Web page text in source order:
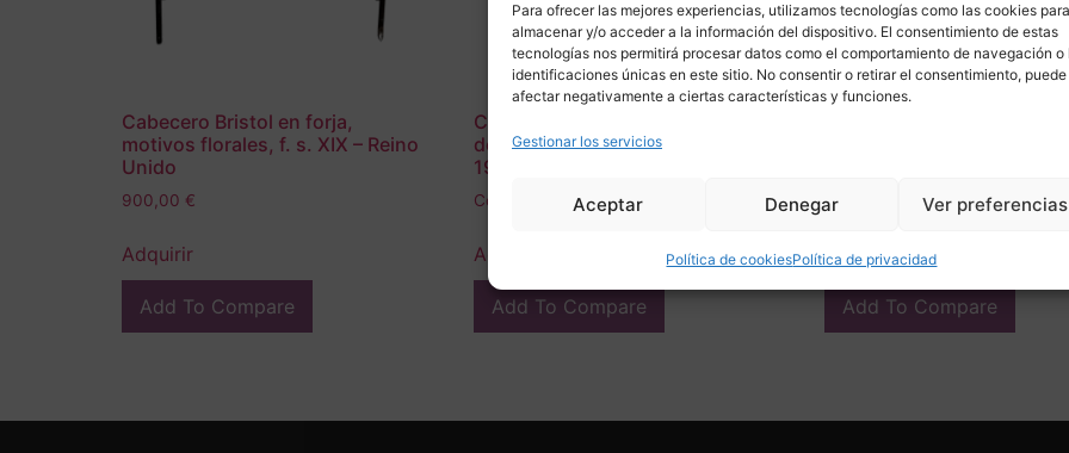
Para ofrecer las mejores experiencias, utilizamos tecnologías como las cookies para
almacenar y/o acceder a la información del dispositivo. El consentimiento de estas
tecnologías nos permitirá procesar datos como el comportamiento de navegación o
identificaciones únicas en este sitio. No consentir o retirar el consentimiento, puede
afectar negativamente a ciertas características y funciones.
Gestionar los servicios
Aceptar Denegar Ver preferencias
Política de cookiesPolítica de privacidad
Cabecero Bristol en forja,
motivos florales, f. s. XIX – Reino
Unido
900,00 €
Adquirir
Add To Compare
Cama / cabeceros, Bronce
dorado, Estilo Napoleón III, hacia
1900 – Francia
Consultar precio
Adquirir
Add To Compare
2.100,00
Adquirir
Add To Compare